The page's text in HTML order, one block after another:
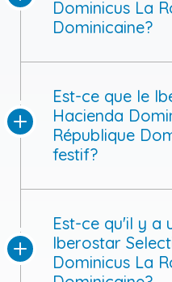
Dominicus La
Dominicaine?
Est-ce que le
Hacienda
République
festif?
Est-ce qu'il y a
Iberostar
Dominicus La